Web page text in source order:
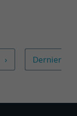
›
Dernier